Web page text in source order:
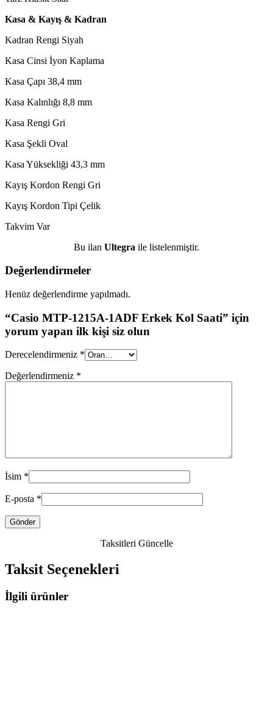
Kasa & Kayış & Kadran
Kadran Rengi Siyah
Kasa Cinsi İyon Kaplama
Kasa Çapı 38,4 mm
Kasa Kalınlığı 8,8 mm
Kasa Rengi Gri
Kasa Şekli Oval
Kasa Yüksekliği 43,3 mm
Kayış Kordon Rengi Gri
Kayış Kordon Tipi Çelik
Takvim Var
Bu ilan Ultegra ile listelenmiştir.
Değerlendirmeler
Henüz değerlendirme yapılmadı.
“Casio MTP-1215A-1ADF Erkek Kol Saati” için
yorum yapan ilk kişi siz olun
Derecelendirmeniz *
Değerlendirmeniz *
İsim *
E-posta *
Taksitleri Güncelle
Taksit Seçenekleri
İlgili ürünler